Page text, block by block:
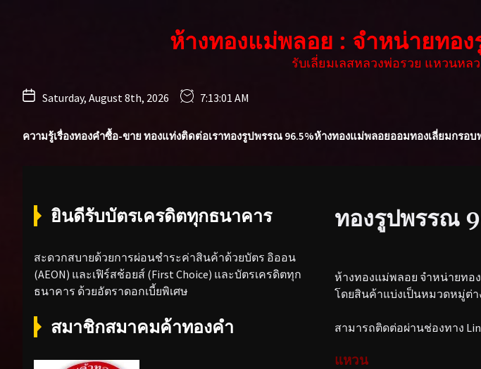
ห้างทองแม่พลอย : จำหน่ายทอ
รับเลี่ยมเลสหลวงพ่อรวย แหวนหล
Saturday, August 8th, 2026 7:13:03 AM
ความรู้เรื่องทองคำซื้อ-ขาย ทองแท่งติดต่อเราทองรูปพรรณ 96.5%ห้างทองแม่พลอยออมทองเลี่ยมกรอ
ทองรูปพรรณ
ห้างทองแม่พลอย จำหน่ายทอ
โดยสินค้าแบ่งเป็นหมวดหมู่ต่า
สามารถติดต่อผ่านช่องทาง
แหวน
ยินดีรับบัตรเครดิตทุกธนาคาร
สะดวกสบายด้วยการผ่อนชำระค่าสินค้าด้วยบัตร อิออน
(AEON) และเฟิร์สช้อยส์ (First Choice) และบัตรเครดิตทุก
ธนาคาร ด้วยอัตราดอกเบี้ยพิเศษ
สมาชิกสมาคมค้าทองคำ